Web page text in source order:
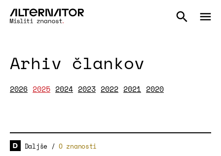
Arhiv člankov
2026 2025 2024 2023 2022 2021 2020
Daljše /O znanosti